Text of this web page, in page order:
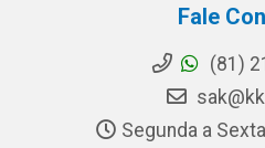
Fale
(81)
Segunda a